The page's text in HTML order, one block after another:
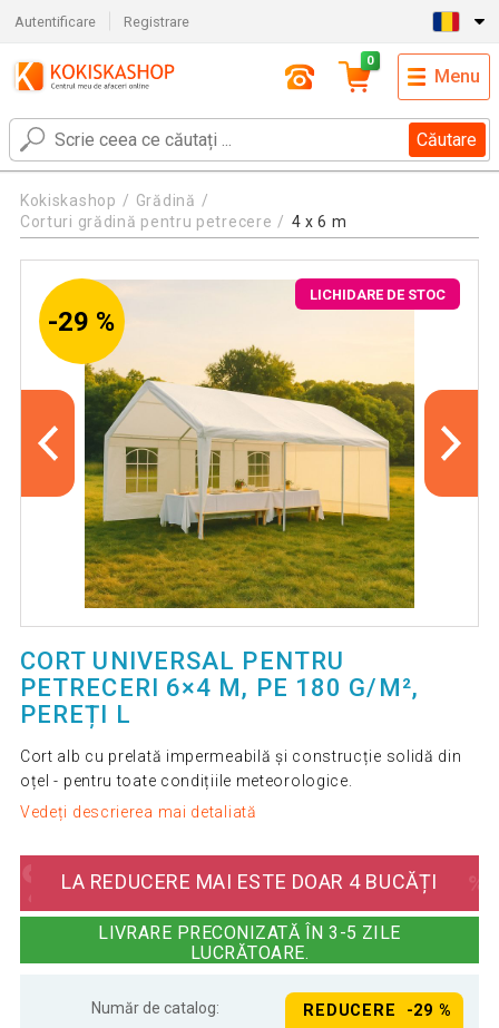
Autentificare Registrare
Căutare
0
Menu
Kokiskashop
Grădină
Corturi grădină pentru petrecere
4 x 6 m
-29 %
LICHIDARE DE STOC
CORT UNIVERSAL PENTRU
PETRECERI 6×4 M, PE 180 G/M²,
PEREȚI L
Cort alb cu prelată impermeabilă și construcție solidă din
oțel - pentru toate condițiile meteorologice.
Vedeți descrierea mai detaliată
LA REDUCERE MAI ESTE DOAR 4 BUCĂȚI
LIVRARE PRECONIZATĂ ÎN 3-5 ZILE
LUCRĂTOARE.
Număr de catalog:
REDUCERE -29 %